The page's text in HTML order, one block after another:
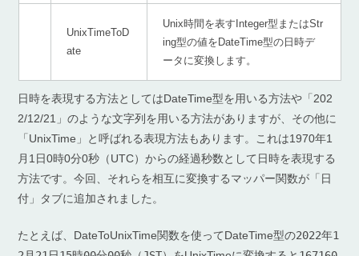
UnixTimeToD
ate
Unix時間を表すInteger型またはStr
ing型の値をDateTime型の日時デ
ータに変換します。
日時を表現する方法としてはDateTime型を用いる方法や「202
2/12/21」のような文字列を用いる方法がありますが、その他に
「UnixTime」と呼ばれる表現方法もあります。これは1970年1
月1日0時0分0秒（UTC）からの経過秒数として日時を表現する
方法です。今回、それらを相互に変換するマッパー関数が「日
付」タブに追加されました。
たとえば、DateToUnixTime関数を使ってDateTime型の2022年1